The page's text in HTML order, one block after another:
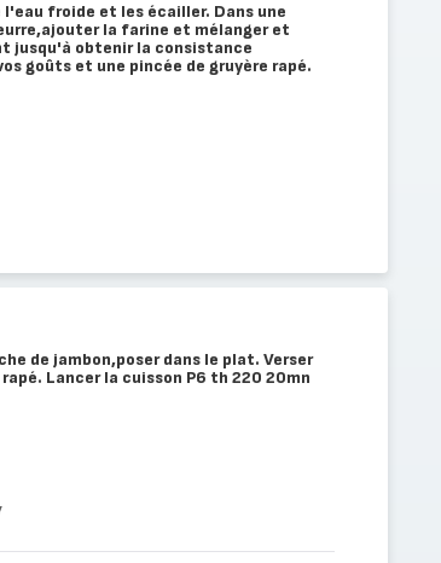
froide et les écailler. Dans une
la farine et mélanger et
jusqu'à obtenir la consistance
goûts et une pincée de gruyère rapé.
de jambon,poser dans le plat. Verser
Lancer la cuisson P6 th 220 20mn